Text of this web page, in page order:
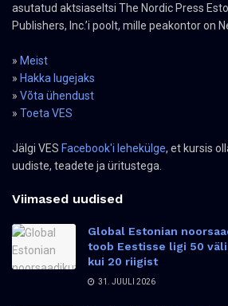
asutatud aktsiaseltsi The Nordic Press
Publishers, Inc.’i poolt, mille peakontor on
» Meist
» Hakka lugejaks
» Võta ühendust
» Toeta VES
Jälgi VES Facebook'i lehekülge, et kursis
uudiste, teadete ja üritustega.
Viimased uudised
Global Estonian
toob Eestisse ligi 50
kui 20 riigist
31. JUULI 2026